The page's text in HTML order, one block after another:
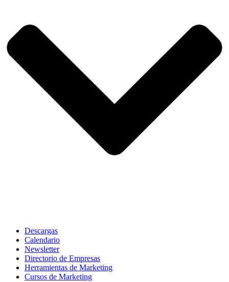
Descargas
Calendario
Newsletter
Directorio de Empresas
Herramientas de Marketing
Cursos de Marketing